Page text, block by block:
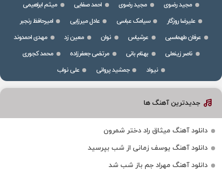
مجید رضوی
مجید رضوی احمد صفایی
میثم ابراهیمی
علیرضا روزگار
سیامک عباسی عادل میرزایی
امیرحافظ رنجبر
عرفان طهماسبی
عرشیاس نوان معین زد
مهدی احمدوند
ناصر زینعلی
بهنام بانی مرتضی جعفرزاده
محمد کجوری
نیواد
جمشید پروانی علی نواب
جدیدترین آهنگ ها
دانلود آهنگ میثاق راد دختر شمرون
دانلود آهنگ یوسف زمانی از شب بپرسید
دانلود آهنگ مهراد جم باز شب شد